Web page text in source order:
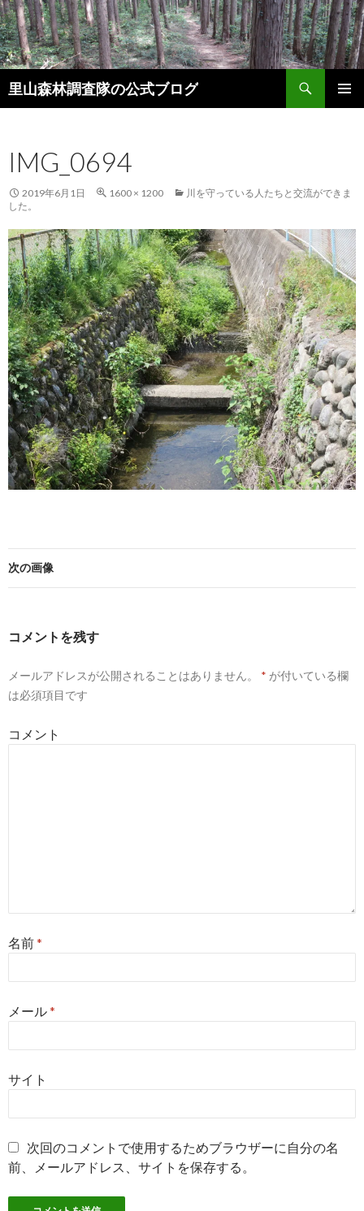
里山森林調査隊の公式ブログ
索
ン
ツ
へ
ス
ッ
プ
IMG_0694
2019年6月1日 1600 × 1200
川を守っている人たちと交流ができま
した。
次の画像
コメントを残す
メールアドレスが公開されることはありません。 * が付いている欄
は必須項目です
コメント
名前*
メール*
サイト
次回のコメントで使用するためブラウザーに自分の名
前、メールアドレス、サイトを保存する。